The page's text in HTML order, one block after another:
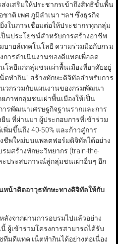
งเสริมให้ประชากรเข้าถึงสิทธิขั้นพื้น
ชาติ เพศ ภูมิลำเนา ฯลฯ ซึ่งธุรกิจ
ในการเชื่อมต่อให้ประชากรทุกกลุ่ม
ป็นประโยชน์สำหรับการสร้างอาชีพ
ายล์เทคโนโลยี ความร่วมมือกับกรม
ารดำเนินงานของดีแทคเพื่อลด
โลยีแก่กลุ่มชนเผ่าพื้นเมืองที่อาศัยอยู่
ตทำกิน” สร้างทักษะดิจิทัลสำหรับการ
วกรวมกับแผนงานของกรมพัฒนา
ภาพกลุ่มชนเผ่าพื้นเมืองให้เป็น
รพัฒนาเศรษฐกิจฐานรากและการ
น ที่ผ่านมา ผู้ประกอบการที่เข้าร่วม
มขึ้นถึง 40-50% และก้าวสู่การ
ชีพใหม่บนแพลตฟอร์มดิจิทัลได้อย่าง
มสร้างทักษะวิทยากร (train-the-
ะประสบการณ์สู่กลุ่มชนเผ่าอื่นๆ อีก
หน้าติดอาวุธทักษะทางดิจิทัลให้กับ
ลังจากผ่านการอบรมไปแล้วอย่าง
ผู้เข้าร่วมโครงการสามารถได้รับ
ทีมดีแทค เน็ตทำกินได้อย่างต่อเนื่อง